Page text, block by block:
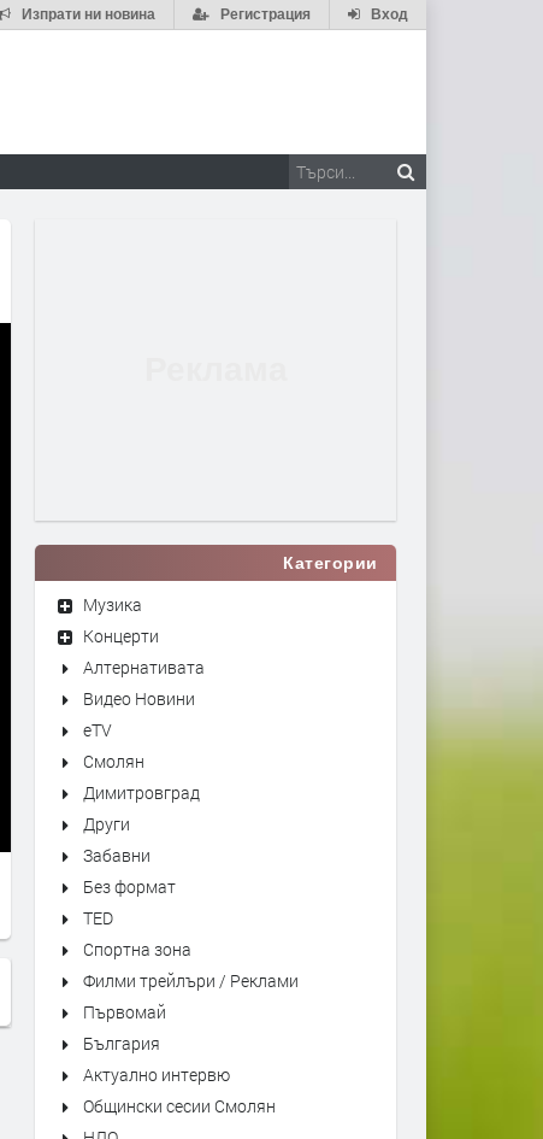
Вход
Регистрация
Изпрати ни новина
Категории
Музика
Концерти
Алтернативата
Видео Новини
eTV
Смолян
Димитровград
Други
Забавни
Без формат
TED
Спортна зона
Филми трейлъри / Реклами
Първомай
България
Актуално интервю
Общински сесии Смолян